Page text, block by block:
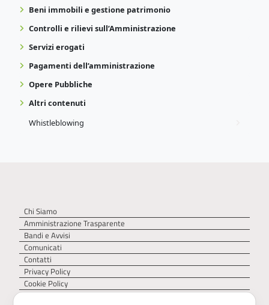
Beni immobili e gestione patrimonio
Controlli e rilievi sull’Amministrazione
Servizi erogati
Pagamenti dell’amministrazione
Opere Pubbliche
Altri contenuti
Whistleblowing
Chi Siamo
Amministrazione Trasparente
Bandi e Avvisi
Comunicati
Contatti
Privacy Policy
Cookie Policy